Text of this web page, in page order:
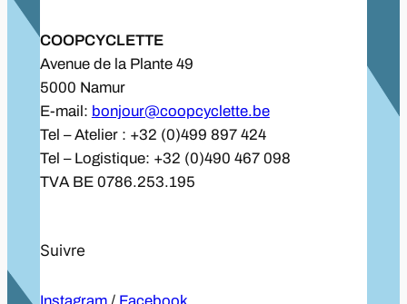
COOPCYCLETTE
Avenue de la Plante 49
5000 Namur
E-mail: bonjour@coopcyclette.be
Tel – Atelier : +32 (0)499 897 424
Tel – Logistique: +32 (0)490 467 098
TVA BE 0786.253.195
Suivre